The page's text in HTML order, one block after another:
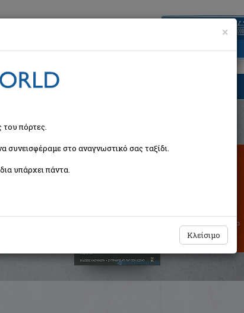
είναι άδειο
Δεν υπάρχει δυνατότητα
παραγγελίας
×
του πόρτες.
συνεισφέραμε στο αναγνωστικό σας ταξίδι.
υπάρχει πάντα.
Κλείσιμο